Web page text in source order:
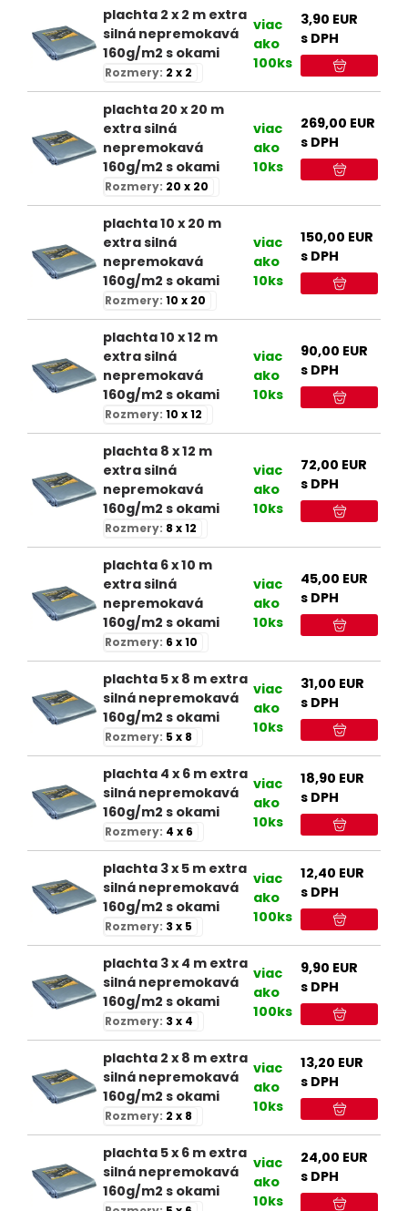
plachta 2 x 2 m extra
silná nepremokavá
160g/m2 s okami
Rozmery: 2 x 2
viac
ako
100ks
3,90 EUR
s DPH
plachta 20 x 20 m
extra silná
nepremokavá
160g/m2 s okami
Rozmery: 20 x 20
viac
ako
10ks
269,00 EUR
s DPH
plachta 10 x 20 m
extra silná
nepremokavá
160g/m2 s okami
Rozmery: 10 x 20
viac
ako
10ks
150,00 EUR
s DPH
plachta 10 x 12 m
extra silná
nepremokavá
160g/m2 s okami
Rozmery: 10 x 12
viac
ako
10ks
90,00 EUR
s DPH
plachta 8 x 12 m
extra silná
nepremokavá
160g/m2 s okami
Rozmery: 8 x 12
viac
ako
10ks
72,00 EUR
s DPH
plachta 6 x 10 m
extra silná
nepremokavá
160g/m2 s okami
Rozmery: 6 x 10
viac
ako
10ks
45,00 EUR
s DPH
plachta 5 x 8 m extra
silná nepremokavá
160g/m2 s okami
Rozmery: 5 x 8
viac
ako
10ks
31,00 EUR
s DPH
plachta 4 x 6 m extra
silná nepremokavá
160g/m2 s okami
Rozmery: 4 x 6
viac
ako
10ks
18,90 EUR
s DPH
plachta 3 x 5 m extra
silná nepremokavá
160g/m2 s okami
Rozmery: 3 x 5
viac
ako
100ks
12,40 EUR
s DPH
plachta 3 x 4 m extra
silná nepremokavá
160g/m2 s okami
Rozmery: 3 x 4
viac
ako
100ks
9,90 EUR
s DPH
plachta 2 x 8 m extra
silná nepremokavá
160g/m2 s okami
Rozmery: 2 x 8
viac
ako
10ks
13,20 EUR
s DPH
plachta 5 x 6 m extra
silná nepremokavá
160g/m2 s okami
viac
ako
10ks
24,00 EUR
s DPH